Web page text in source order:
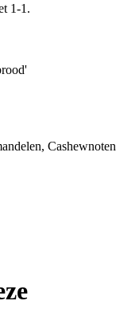
1-1.
Cashewnoten